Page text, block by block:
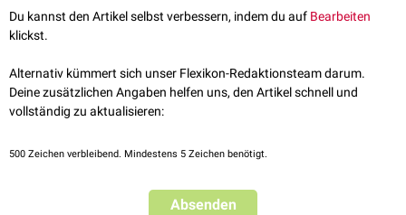
kann die Läsion mit einer
Kanüle
punktiert und angehoben werden. Das
Skalpell wird dann unter der Hautveränderung tangential zur
Du kannst den Artikel selbst verbessern, indem du auf Bearbeiten
klickst.
Alternativ kümmert sich unser Flexikon-Redaktionsteam darum.
Deine zusätzlichen Angaben helfen uns, den Artikel schnell und
vollständig zu aktualisieren:
500 Zeichen verbleibend. Mindestens 5 Zeichen benötigt.
Absenden